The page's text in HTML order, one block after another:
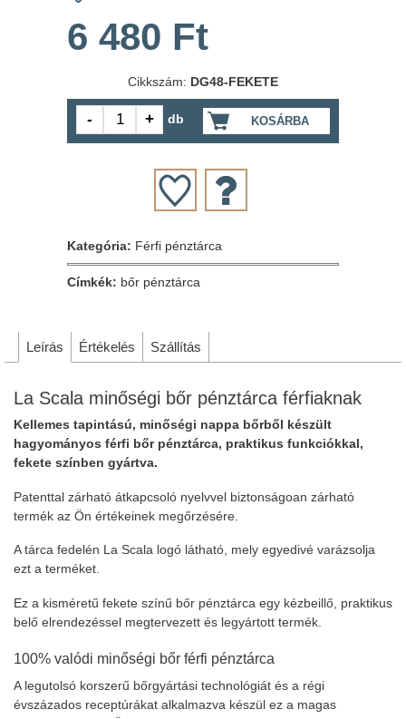
6 480 Ft
Cikkszám: DG48-FEKETE
KOSÁRBA
db
Kategória: Férfi pénztárca
Címkék: bőr pénztárca
Leírás Értékelés Szállítás
La Scala minőségi bőr pénztárca férfiaknak
Kellemes tapintású, minőségi nappa bőrből készült
hagyományos férfi bőr pénztárca, praktikus funkciókkal,
fekete színben gyártva.
Patenttal zárható átkapcsoló nyelvvel biztonságoan zárható
termék az Ön értékeinek megőrzésére.
A tárca fedelén La Scala logó látható, mely egyedivé varázsolja
ezt a terméket.
Ez a kisméretű fekete színű bőr pénztárca egy kézbeillő, praktikus
belő elrendezéssel megtervezett és legyártott termék.
100% valódi minőségi bőr férfi pénztárca
A legutolsó korszerű bőrgyártási technológiát és a régi
évszázados receptúrákat alkalmazva készül ez a magas